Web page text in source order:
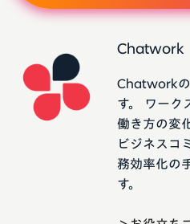
Chatwork
Chatworkの
す。 ワーク
働き方の変
ビジネスコ
務効率化の
す。